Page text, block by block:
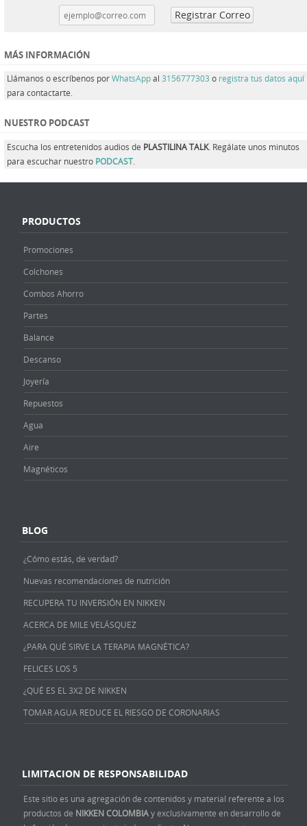
MÁS INFORMACIÓN
Llámanos o escríbenos porWhatsAppal 3156777303 o registra tus datos aquí
para contactarte.
NUESTRO PODCAST
Escucha los entretenidos audios de PLASTILINA TALK. Regálate unos minutos
para escuchar nuestro PODCAST
PRODUCTOS
Promociones
Colchones
Combos Ahorro
Partes
Balance
Descanso
Joyería
Repuestos
Agua
Aire
Magnéticos
BLOG
¿Cómo estás, de verdad?
Nuevas recomendaciones de nutrición
RECUPERA TU INVERSIÓN EN NIKKEN
ACERCA DE MILE VELÁSQUEZ
¿PARA QUÉ SIRVE LA TERAPIA MAGNÉTICA?
FELICES LOS 5
¿QUÉ ES EL 3X2 DE NIKKEN
TOMAR AGUA REDUCE EL RIESGO DE CORONARIAS
LIMITACION DE RESPONSABILIDAD
Este sitio es una agregación de contenidos y material referente a los
productos de NIKKEN COLOMBIAy exclusivamente en desarrollo de